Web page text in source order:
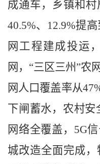
成通车，乡镇和
40.5%、 12.9%提高
网工程建成投运
网，“三区三州”农
网人口覆盖率从
下闸蓄水，农村安
网络全覆盖， 5G
城改造全面完成